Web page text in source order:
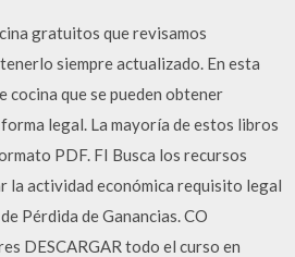
gratuitos que revisamos
siempre actualizado. En esta
cocina que se pueden obtener
legal. La mayoría de estos libros
PDF. FI Busca los recursos
la actividad económica requisito legal
Pérdida de Ganancias. CO
DESCARGAR todo el curso en